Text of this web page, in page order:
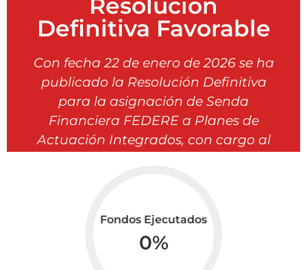
Resolución
Definitiva Favorable
Con fecha 22 de enero de 2026 se ha
publicado la Resolución Definitiva
para la asignación de Senda
Financiera FEDERE a Planes de
Actuación Integrados, con cargo al
11.948.905,00 €
Consulte la Resolución completa
Pulse aquí
Fondos Ejecutados
0%